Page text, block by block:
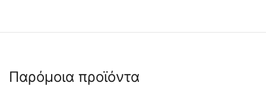
Παρόμοια προϊόντα